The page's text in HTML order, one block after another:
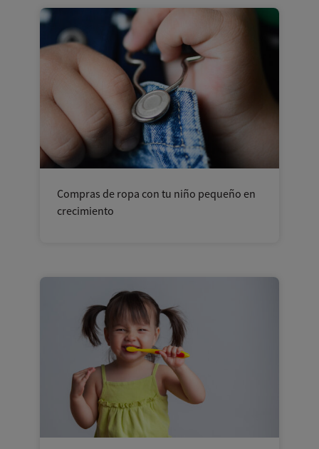
Compras de ropa con tu niño pequeño en
crecimiento